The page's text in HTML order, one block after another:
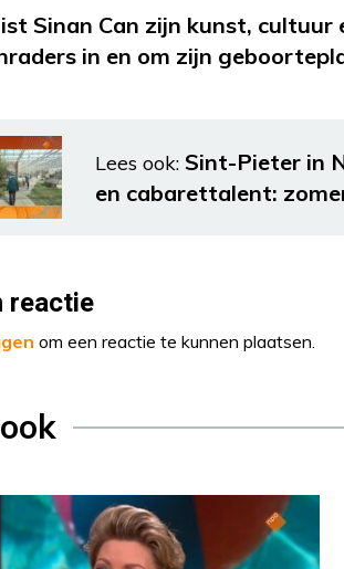
Sinan Can zijn kunst,
in en om zijn
Lees ook: Sint-Pieter in
en cabarettalent:
reactie
om een reactie te kunnen plaatsen.